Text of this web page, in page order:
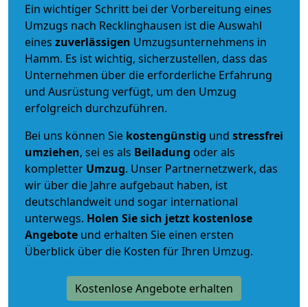
Ein wichtiger Schritt bei der Vorbereitung eines
Umzugs nach Recklinghausen ist die Auswahl
eines zuverlässigen Umzugsunternehmens in
Hamm. Es ist wichtig, sicherzustellen, dass das
Unternehmen über die erforderliche Erfahrung
und Ausrüstung verfügt, um den Umzug
erfolgreich durchzuführen.
Bei uns können Sie kostengünstig und stressfrei
umziehen, sei es als Beiladung oder als
kompletter Umzug. Unser Partnernetzwerk, das
wir über die Jahre aufgebaut haben, ist
deutschlandweit und sogar international
unterwegs. Holen Sie sich jetzt kostenlose
Angebote und erhalten Sie einen ersten
Überblick über die Kosten für Ihren Umzug.
Kostenlose Angebote erhalten